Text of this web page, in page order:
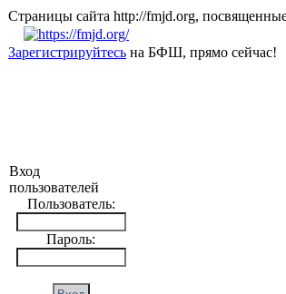
Страницы сайта http://fmjd.org,
Зарегистрируйтесь на БФШ, прямо сейчас!
Вход
пользователей
Пользователь:
Пароль: